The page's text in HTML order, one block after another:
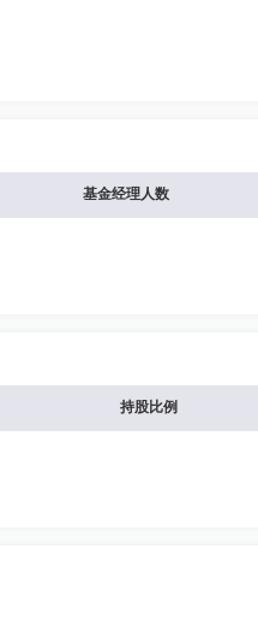
基金经理人数
持股比例